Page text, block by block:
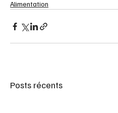
Alimentation
Posts récents